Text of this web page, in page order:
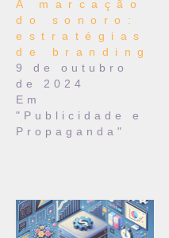
A marcação
do sonoro:
estratégias
de branding
9 de outubro
de 2024
Em
"Publicidade e
Propaganda"